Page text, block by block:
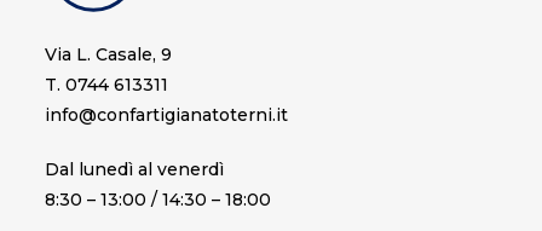
Via L. Casale, 9
T. 0744 613311
info@confartigianatoterni.it
Dal lunedì al venerdì
8:30 – 13:00 / 14:30 – 18:00